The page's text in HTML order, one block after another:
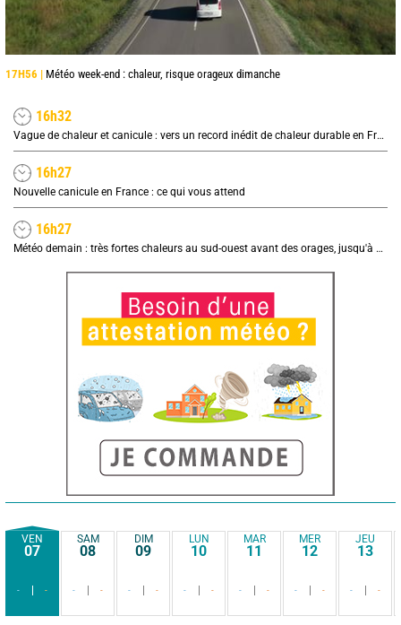
17H56 | Météo week-end : chaleur, risque orageux dimanche
16h32
Vague de chaleur et canicule : vers un record inédit de chaleur durable en France
16h27
Nouvelle canicule en France : ce qui vous attend
16h27
Météo demain : très fortes chaleurs au sud-ouest avant des orages, jusqu'à 39°C
VEN
07
- -
SAM
08
- -
DIM
09
- -
LUN
10
- -
MAR
11
- -
MER
12
- -
JEU
13
- -